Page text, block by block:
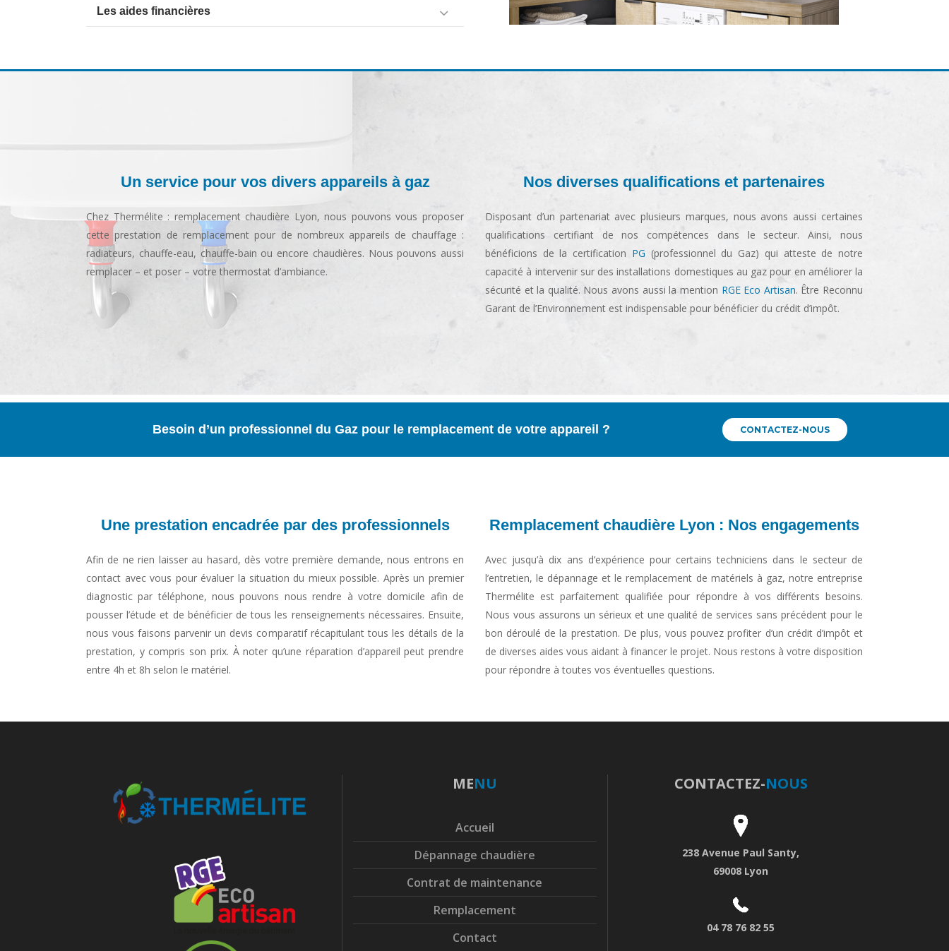
Les aides financières
Un service pour vos divers appareils à gaz
Chez Thermélite : remplacement chaudière Lyon, nous pouvons vous proposer
cette prestation de remplacement pour de nombreux appareils de chauffage :
radiateurs, chauffe-eau, chauffe-bain ou encore chaudières. Nous pouvons aussi
remplacer – et poser – votre thermostat d’ambiance.
Nos diverses qualifications et partenaires
Disposant d’un partenariat avec plusieurs marques, nous avons aussi certaines
qualifications certifiant de nos compétences dans le secteur. Ainsi, nous
bénéficions de la certification PG (professionnel du Gaz) qui atteste de notre
capacité à intervenir sur des installations domestiques au gaz pour en améliorer la
sécurité et la qualité. Nous avons aussi la mention RGE Eco Artisan. Être Reconnu
Garant de l’Environnement est indispensable pour bénéficier du crédit d’impôt.
Besoin d’un professionnel du Gaz pour le remplacement de votre appareil ? CONTACTEZ-NOUS
Une prestation encadrée par des professionnels
Afin de ne rien laisser au hasard, dès votre première demande, nous entrons en
contact avec vous pour évaluer la situation du mieux possible. Après un premier
diagnostic par téléphone, nous pouvons nous rendre à votre domicile afin de
pousser l’étude et de bénéficier de tous les renseignements nécessaires. Ensuite,
nous vous faisons parvenir un devis comparatif récapitulant tous les détails de la
prestation, y compris son prix. À noter qu’une réparation d’appareil peut prendre
entre 4h et 8h selon le matériel.
Remplacement chaudière Lyon : Nos engagements
Avec jusqu’à dix ans d’expérience pour certains techniciens dans le secteur de
l’entretien, le dépannage et le remplacement de matériels à gaz, notre entreprise
Thermélite est parfaitement qualifiée pour répondre à vos différents besoins.
Nous vous assurons un sérieux et une qualité de services sans précédent pour le
bon déroulé de la prestation. De plus, vous pouvez profiter d’un crédit d’impôt et
de diverses aides vous aidant à financer le projet. Nous restons à votre disposition
pour répondre à toutes vos éventuelles questions.
MENU
Accueil
Dépannage chaudière
Contrat de maintenance
Remplacement
Contact
CONTACTEZ-NOUS
238 Avenue Paul Santy,
69008 Lyon
04 78 76 82 55